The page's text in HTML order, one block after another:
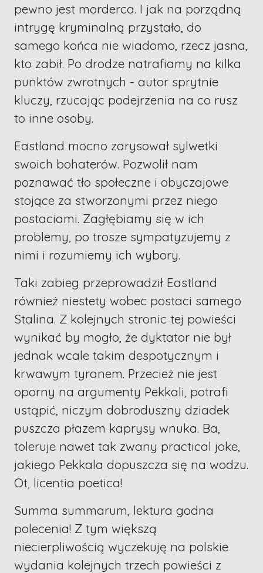
pewno jest morderca. I jak na porządną
intrygę kryminalną przystało, do
samego końca nie wiadomo, rzecz jasna,
kto zabił. Po drodze natrafiamy na kilka
punktów zwrotnych - autor sprytnie
kluczy, rzucając podejrzenia na co rusz
to inne osoby.
Eastland mocno zarysował sylwetki
swoich bohaterów. Pozwolił nam
poznawać tło społeczne i obyczajowe
stojące za stworzonymi przez niego
postaciami. Zagłębiamy się w ich
problemy, po trosze sympatyzujemy z
nimi i rozumiemy ich wybory.
Taki zabieg przeprowadził Eastland
również niestety wobec postaci samego
Stalina. Z kolejnych stronic tej powieści
wynikać by mogło, że dyktator nie był
jednak wcale takim despotycznym i
krwawym tyranem. Przecież nie jest
oporny na argumenty Pekkali, potrafi
ustąpić, niczym dobroduszny dziadek
puszcza płazem kaprysy wnuka. Ba,
toleruje nawet tak zwany practical joke,
jakiego Pekkala dopuszcza się na wodzu.
Ot, licentia poetica!
Summa summarum, lektura godna
polecenia! Z tym większą
niecierpliwością wyczekuję na polskie
wydania kolejnych trzech powieści z